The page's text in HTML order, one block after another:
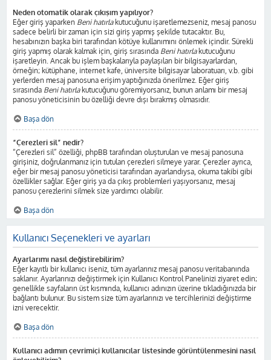
Neden otomatik olarak çıkışım yapılıyor?
Eğer giriş yaparken Beni hatırlakutucuğunu işaretlemezseniz, mesaj panosu
sadece belirli bir zaman için sizi giriş yapmış şekilde tutacaktır. Bu,
hesabınızın başka biri tarafından kötüye kullanımını önlemek içindir. Sürekli
giriş yapmış olarak kalmak için, giriş sırasında Beni hatırlakutucuğunu
işaretleyin. Ancak bu işlem başkalarıyla paylaşılan bir bilgisayarlardan,
örneğin; kütüphane, internet kafe, üniversite bilgisayar laboratuarı, v.b. gibi
yerlerden mesaj panosuna erişim yaptığınızda önerilmez. Eğer giriş
sırasında Beni hatırlakutucuğunu göremiyorsanız, bunun anlamı bir mesaj
panosu yöneticisinin bu özelliği devre dışı bırakmış olmasıdır.
Başa dön
“Çerezleri sil” nedir?
“Çerezleri sil” özelliği, phpBB tarafından oluşturulan ve mesaj panosuna
girişiniz, doğrulanmanız için tutulan çerezleri silmeye yarar. Çerezler ayrıca,
eğer bir mesaj panosu yöneticisi tarafından ayarlandıysa, okuma takibi gibi
özellikler sağlar. Eğer giriş ya da çıkış problemleri yaşıyorsanız, mesaj
panosu çerezlerini silmek size yardımcı olabilir.
Başa dön
Kullanıcı Seçenekleri ve ayarları
Ayarlarımı nasıl değiştirebilirim?
Eğer kayıtlı bir kullanıcı iseniz, tüm ayarlarınız mesaj panosu veritabanında
saklanır. Ayarlarınızı değiştirmek için Kullanıcı Kontrol Panelinizi ziyaret edin;
genellikle sayfaların üst kısmında, kullanıcı adınızın üzerine tıkladığınızda bir
bağlantı bulunur. Bu sistem size tüm ayarlarınızı ve tercihlerinizi değiştirme
izni verecektir.
Başa dön
Kullanıcı adımın çevrimiçi kullanıcılar listesinde görüntülenmesini nasıl